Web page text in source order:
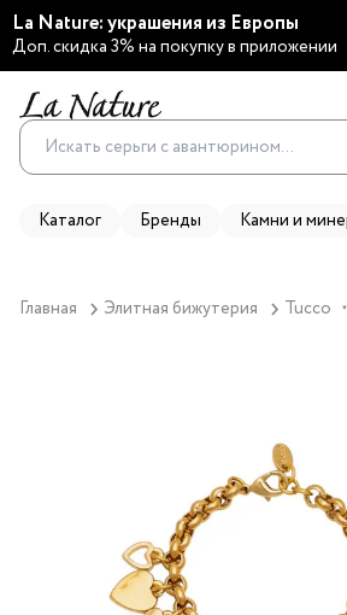
La Nature: украшения из Европы
Доп. скидка 3% на покупку в приложении
Каталог Бренды Камни и
Главная Элитная бижутерия Tucco ▼